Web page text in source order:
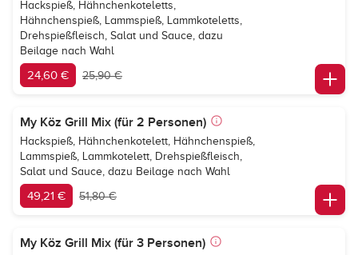
Hackspieß, Hähnchenkoteletts,
Hähnchenspieß, Lammspieß, Lammkoteletts,
Drehspießfleisch, Salat und Sauce, dazu
Beilage nach Wahl
24,60 € 25,90 €
My Köz Grill Mix (für 2 Personen)
Hackspieß, Hähnchenkotelett, Hähnchenspieß,
Lammspieß, Lammkotelett, Drehspießfleisch,
Salat und Sauce, dazu Beilage nach Wahl
49,21 € 51,80 €
My Köz Grill Mix (für 3 Personen)